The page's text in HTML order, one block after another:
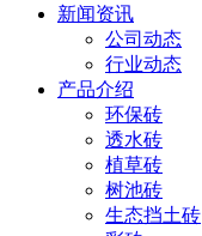
新闻资讯
公司动态
行业动态
产品介绍
环保砖
透水砖
植草砖
树池砖
生态挡土砖